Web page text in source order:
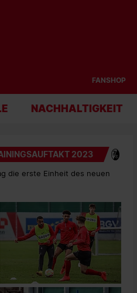
FANSHOP
NACHHALTIGKEIT
2023
die erste Einheit des neuen